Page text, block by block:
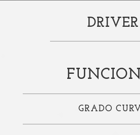
DRIVER
GRADO